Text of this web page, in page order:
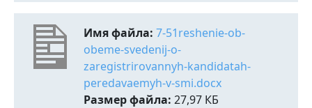
Имя файла: 7-51reshenie-ob-
obeme-svedenij-o-
zaregistrirovannyh-kandidatah-
peredavaemyh-v-smi.docx
Размер файла: 27,97 КБ